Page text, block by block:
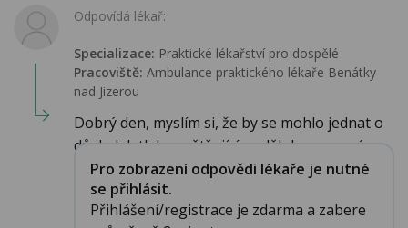
Odpovídá lékař:
Specializace: Praktické lékařství pro dospělé
Pracoviště: Ambulance praktického lékaře Benátky
nad Jizerou
Dobrý den, myslím si, že by se mohlo jednat o
důsledek tlaku zvětšující se dělohy na orgán...
Pro zobrazení odpovědi lékaře je nutné
se přihlásit.
Přihlášení/registrace je zdarma a zabere